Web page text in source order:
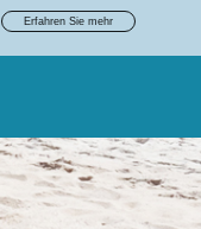
Erfahren Sie mehr